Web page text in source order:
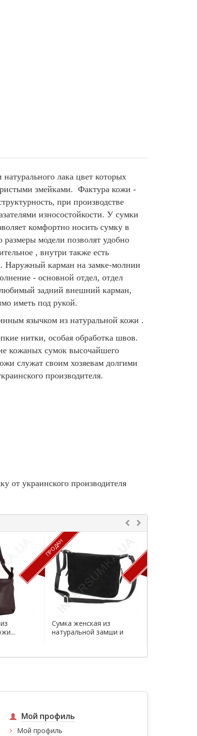
лака цвет которых
змейками. Фактура кожи -
при производстве
износостойкости. У сумки
комфортно носить сумку в
модели позволят удобно
, внутри также есть
Наружный карман на замке-молнии
- основной отдел, отдел
любимый задний внешний карман,
иметь под рукой.
язычком из натуральной кожи .
нитки, особая обработка швов.
кожаных сумок высочайшего
служат своим хозяевам долгими
производителя.
от украинского производителя
ПРОДАН
Сумка женская из
натуральной замши и
ПРОДАН
Мой профиль
Мой профиль